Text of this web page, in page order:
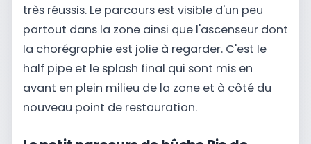
très réussis. Le parcours est visible d'un peu
partout dans la zone ainsi que l'ascenseur dont
la chorégraphie est jolie à regarder. C'est le
half pipe et le splash final qui sont mis en
avant en plein milieu de la zone et à côté du
nouveau point de restauration.